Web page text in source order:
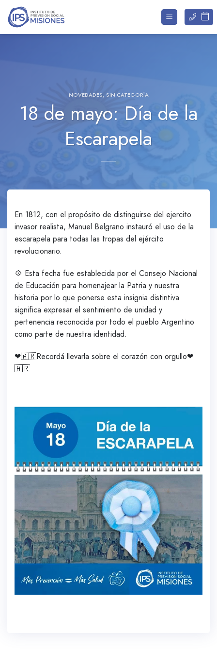
Saltar
contenido
NOVEDADES, SIN CATEGORÍA
18 de mayo: Día de la
Escarapela
En 1812, con el propósito de distinguirse del ejercito
invasor realista, Manuel Belgrano instauró el uso de la
escarapela para todas las tropas del ejército
revolucionario.
💠 Esta fecha fue establecida por el Consejo Nacional
de Educación para homenajear la Patria y nuestra
historia por lo que ponerse esta insignia distintiva
significa expresar el sentimiento de unidad y
pertenencia reconocida por todo el pueblo Argentino
como parte de nuestra identidad.
❤🇦🇷Recordá llevarla sobre el corazón con orgullo❤
🇦🇷